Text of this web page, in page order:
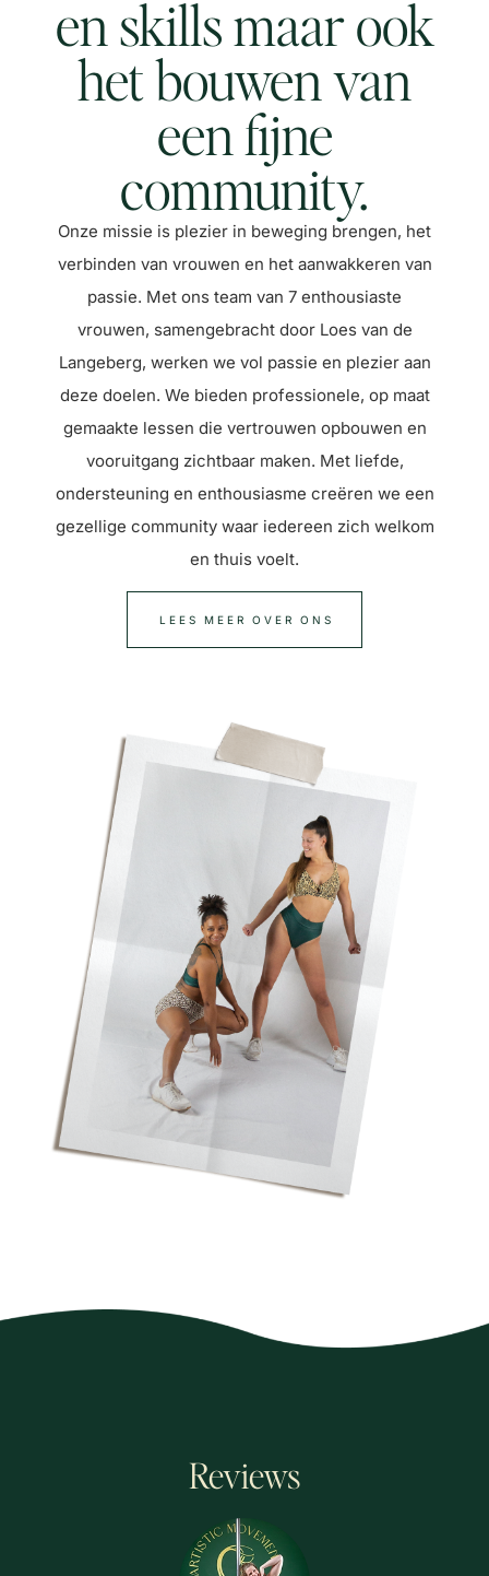
en skills maar ook
het bouwen van
een fijne
community.
Onze missie is plezier in beweging brengen, het
verbinden van vrouwen en het aanwakkeren van
passie. Met ons team van 7 enthousiaste
vrouwen, samengebracht door Loes van de
Langeberg, werken we vol passie en plezier aan
deze doelen. We bieden professionele, op maat
gemaakte lessen die vertrouwen opbouwen en
vooruitgang zichtbaar maken. Met liefde,
ondersteuning en enthousiasme creëren we een
gezellige community waar iedereen zich welkom
en thuis voelt.
LEES MEER OVER ONS
Reviews